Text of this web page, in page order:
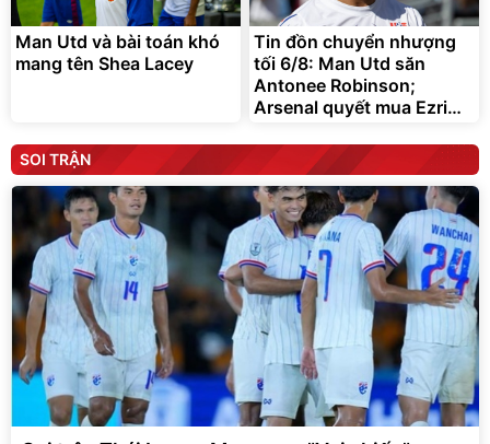
Man Utd và bài toán khó
mang tên Shea Lacey
Tin đồn chuyển nhượng
tối 6/8: Man Utd săn
Antonee Robinson;
Arsenal quyết mua Ezri
SOI TRẬN